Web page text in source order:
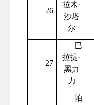
26
拉木·
沙塔
尔
27
巴
拉提·
黑力
力
帕